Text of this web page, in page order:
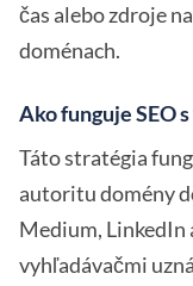
čas alebo zdroje
doménach.
Ako funguje SEO
Táto stratégia
autoritu domény
Medium, LinkedIn
vyhľadávačmi